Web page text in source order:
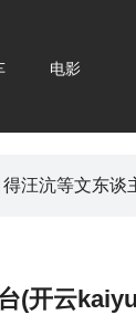
电影
汪沆等文东
(开云